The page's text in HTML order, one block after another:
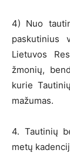
4) Nuo
paskutinius
Lietuvos
žmonių,
kurie
mažumas.
4. Tautinių
metų